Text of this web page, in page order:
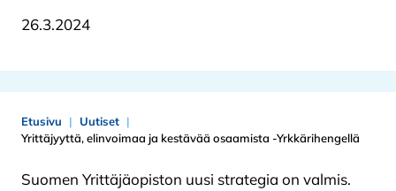
26.3.2024
Etusivu
Uutiset
Yrittäjyyttä, elinvoimaa ja kestävää osaamista -Yrkkärihengellä
Suomen Yrittäjäopiston uusi strategia on valmis.